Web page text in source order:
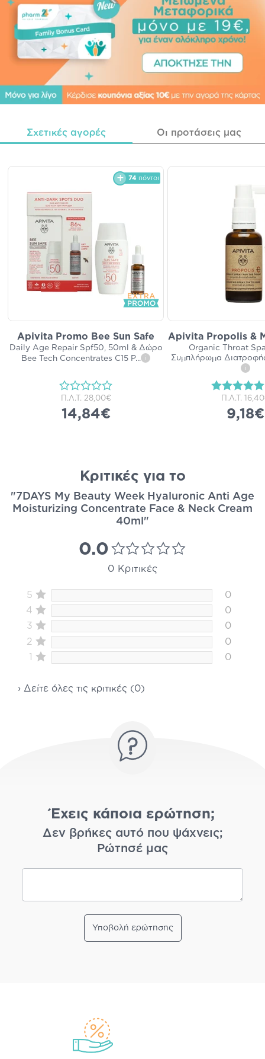
Σχετικές αγορές Οι προτάσεις μας
74 πόντοι
Apivita Promo Bee Sun Safe
Daily Age Repair Spf50, 50ml & Δώρο
Bee Tech Concentrates C15 P... i
Π.Λ.Τ. 28,00€
14,84€
Apivita Propolis &
Organic Throat
Συμπλήρωμα
i
Π.Λ.Τ.
9,18€
Κριτικές για το
"7DAYS My Beauty Week Hyaluronic Anti Age
Moisturizing Concentrate Face & Neck Cream
40ml"
0.0
0 Κριτικές
5
0
4
0
3
0
2
0
1
0
› Δείτε όλες τις κριτικές (0)
Έχεις κάποια ερώτηση;
Δεν βρήκες αυτό που ψάχνεις;
Ρώτησέ μας
Υποβολή ερώτησης